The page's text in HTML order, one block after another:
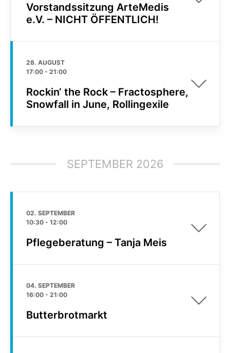
Vorstandssitzung ArteMedis
e.V. – NICHT ÖFFENTLICH!
28. AUGUST
17:00 - 21:00
Rockin‘ the Rock – Fractosphere,
Snowfall in June, Rollingexile
SEPTEMBER 2026
02. SEPTEMBER
10:30 - 12:00
Pflegeberatung – Tanja Meis
04. SEPTEMBER
16:00 - 21:00
Butterbrotmarkt